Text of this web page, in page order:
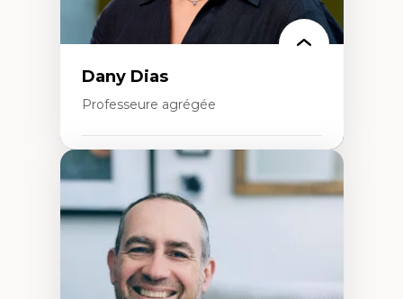
Dany Dias
Professeure agrégée
Pédagogies critiques et justice sociale
Éthique relationnelle et sollicitude en
éducation
Décolonisation et autochtonisation de la
formation à l’enseignement
Littératie et didactique du français
Éducation inclusive
Formation à l’enseignement en contexte